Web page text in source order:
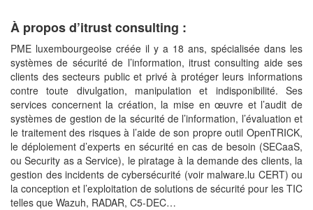
À propos d’itrust consulting :
PME luxembourgeoise créée il y a 18 ans, spécialisée dans les
systèmes de sécurité de l’information, itrust consulting aide ses
clients des secteurs public et privé à protéger leurs informations
contre toute divulgation, manipulation et indisponibilité. Ses
services concernent la création, la mise en œuvre et l’audit de
systèmes de gestion de la sécurité de l’information, l’évaluation et
le traitement des risques à l’aide de son propre outil OpenTRICK,
le déploiement d’experts en sécurité en cas de besoin (SECaaS,
ou Security as a Service), le piratage à la demande des clients, la
gestion des incidents de cybersécurité (voir malware.lu CERT) ou
la conception et l’exploitation de solutions de sécurité pour les TIC
telles que Wazuh, RADAR, C5‑DEC…